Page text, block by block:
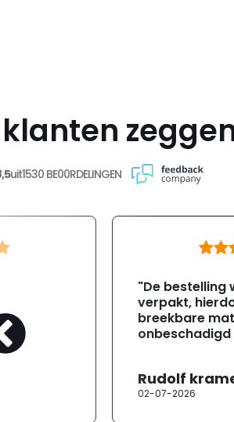
uit1530 BE00RDELINGEN
"De bestelling
verpakt,
breekbare
onbeschadigd
Rudolf
02-07-2026